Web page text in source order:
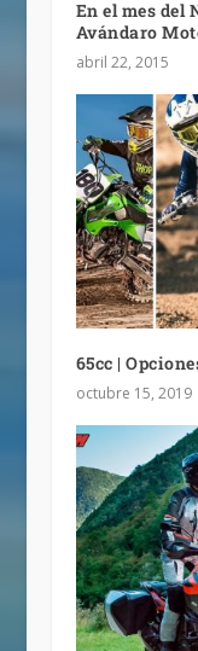
En el mes del
Avándaro
abril 22, 2015
65cc |
octubre 15, 2019